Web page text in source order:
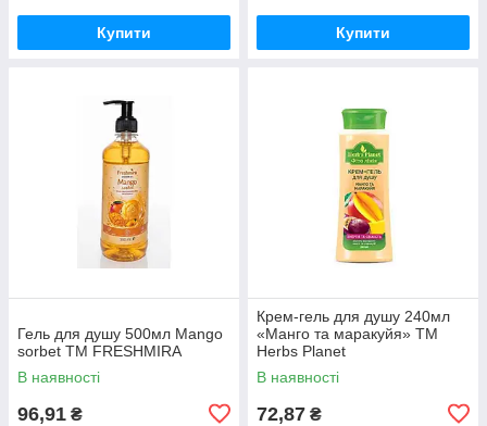
Купити Купити
Гель для душу 500мл Mango
sorbet ТМ FRESHMIRA
В наявності
96,91 ₴
Крем-гель для душу 240мл
«Манго та маракуйя» ТМ
Herbs Planet
В наявності
72,87 ₴